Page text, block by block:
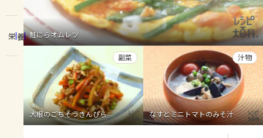
レシピ
トーク
よくあるお問い合わせ
お買い物
栄養 鮭にらオムレツ
大根のごちそうきんぴら
副菜
なすとミニトマトのみそ汁
汁物